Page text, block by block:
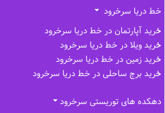
خط دریا سرخرود
خرید آپارتمان در خط دریا سرخرود
خرید ویلا در خط دریا سرخرود
خرید زمین در خط دریا سرخرود
خرید برج ساحلی در خط‌ دریا سرخرود
دهکده های توریستی سرخرود